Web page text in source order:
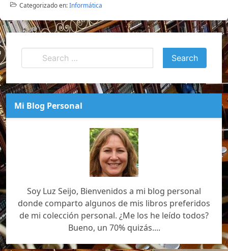
Categorizado en:Informática
Mi Blog Personal
Soy Luz Seijo, Bienvenidos a mi blog personal
donde comparto algunos de mis libros preferidos
de mi colección personal. ¿Me los he leído todos?
Bueno, un 70% quizás....